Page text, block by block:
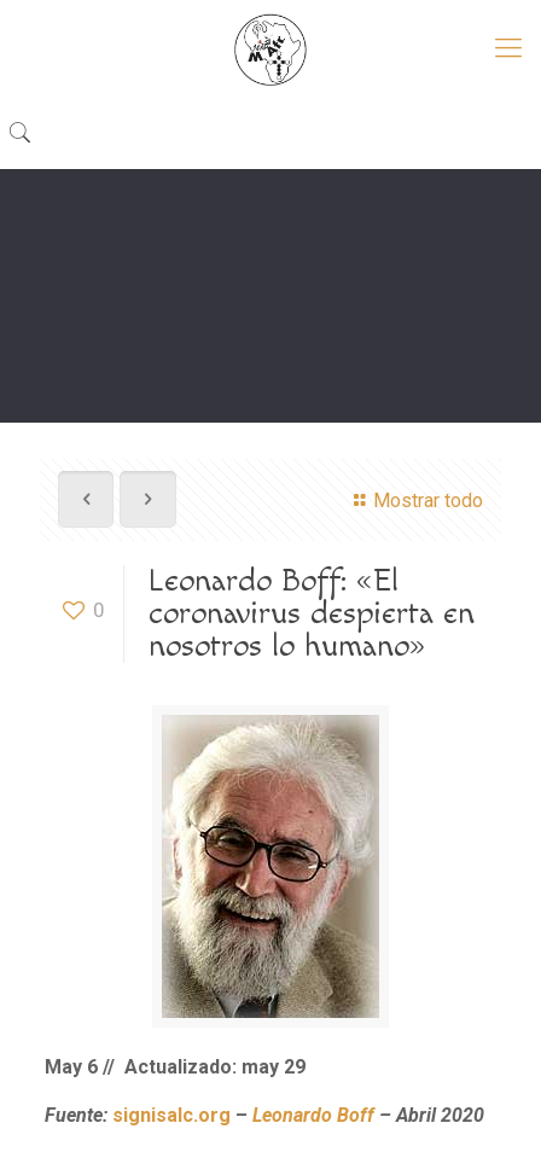
Mostrar todo
0
Leonardo Boff: «El
coronavirus despierta en
nosotros lo humano»
May 6 // Actualizado: may 29
Fuente: signisalc.org – Leonardo Boff– Abril 2020